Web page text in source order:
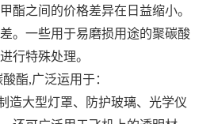
酯之间的价格差异在日益缩小。
。一些用于易磨损用途的聚碳酸
行特殊处理。
酯,广泛运用于：
造大型灯罩、防护玻璃、光学仪